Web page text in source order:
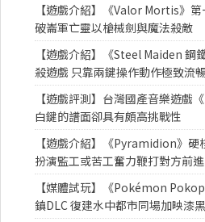
【遊戲介紹】《Valor Mortis》
破崙軍亡靈以槍械劍與魔法殺敵
【遊戲介紹】《Steel Maiden 鋼
殺遊戲 只靠兩鍵操作動作極致流
【遊戲評測】台灣國產音樂遊戲
白鍵的譜面卻具有頗高挑戰性
【遊戲介紹】《Pyramidion》硬
扮演監工或苦工奮力鞭打對方前進
【媒體試玩】《Pokémon
鎮DLC 復建水中都市同場加映漆